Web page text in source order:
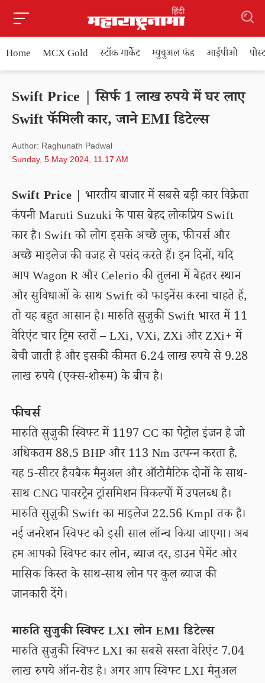
Home MCX Gold स्टॉक मार्केट म्युचुअल फंड आईपीओ
Swift Price | सिर्फ 1 लाख रुपये में घर लाए
Swift फॅमिली कार, जाने EMI डिटेल्स
Author: Raghunath Padwal
Sunday, 5 May 2024, 11.17 AM
Swift Price | भारतीय बाजार में सबसे बड़ी कार विक्रेता
कंपनी Maruti Suzuki के पास बेहद लोकप्रिय Swift
कार है। Swift को लोग इसके अच्छे लुक, फीचर्स और
अच्छे माइलेज की वजह से पसंद करते हैं। इन दिनों, यदि
आप Wagon R और Celerio की तुलना में बेहतर स्थान
और सुविधाओं के साथ Swift को फाइनेंस करना चाहते हैं,
तो यह बहुत आसान है। मारुति सुजुकी Swift भारत में 11
वेरिएंट चार ट्रिम स्तरों – LXi, VXi, ZXi और ZXi+ में
बेची जाती है और इसकी कीमत 6.24 लाख रुपये से 9.28
लाख रुपये (एक्स-शोरूम) के बीच है।
फीचर्स
मारुति सुजुकी स्विफ्ट में 1197 CC का पेट्रोल इंजन है जो
अधिकतम 88.5 BHP और 113 Nm उत्पन्न करता है.
यह 5-सीटर हैचबैक मैनुअल और ऑटोमैटिक दोनों के साथ-
साथ CNG पावरट्रेन ट्रांसमिशन विकल्पों में उपलब्ध है।
मारुति सुज़ुकी Swift का माइलेज 22.56 Kmpl तक है।
नई जनरेशन स्विफ्ट को इसी साल लॉन्च किया जाएगा। अब
हम आपको स्विफ्ट कार लोन, ब्याज दर, डाउन पेमेंट और
मासिक किस्त के साथ-साथ लोन पर कुल ब्याज की
जानकारी देंगे।
मारुति सुजुकी स्विफ्ट LXI लोन EMI डिटेल्स
मारुति सुजुकी स्विफ्ट LXI का सबसे सस्ता वेरिएंट 7.04
लाख रुपये ऑन-रोड है। अगर आप स्विफ्ट LXI मैनुअल